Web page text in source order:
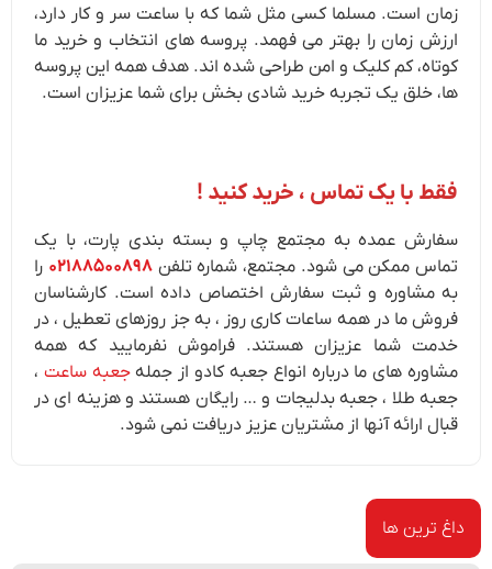
زمان است. مسلما کسی مثل شما که با ساعت سر و کار دارد،
ارزش زمان را بهتر می فهمد. پروسه های انتخاب و خرید ما
کوتاه، کم کلیک و امن طراحی شده اند. هدف همه این پروسه
ها، خلق یک تجربه خرید شادی بخش برای شما عزیزان است.
فقط با یک تماس ، خرید کنید !
سفارش عمده به مجتمع چاپ و بسته بندی پارت، با یک
تماس ممکن می شود. مجتمع، شماره تلفن۰۲۱۸۸۵۰۰۸۹۸ را
به مشاوره و ثبت سفارش اختصاص داده است. کارشناسان
فروش ما در همه ساعات کاری روز ، به جز روزهای تعطیل ، در
خدمت شما عزیزان هستند. فراموش نفرمایید که همه
مشاوره های ما درباره انواع جعبه کادو از جملهجعبه ساعت ،
جعبه طلا ، جعبه بدلیجات و … رایگان هستند و هزینه ای در
قبال ارائه آنها از مشتریان عزیز دریافت نمی شود.
داغ ترین ها